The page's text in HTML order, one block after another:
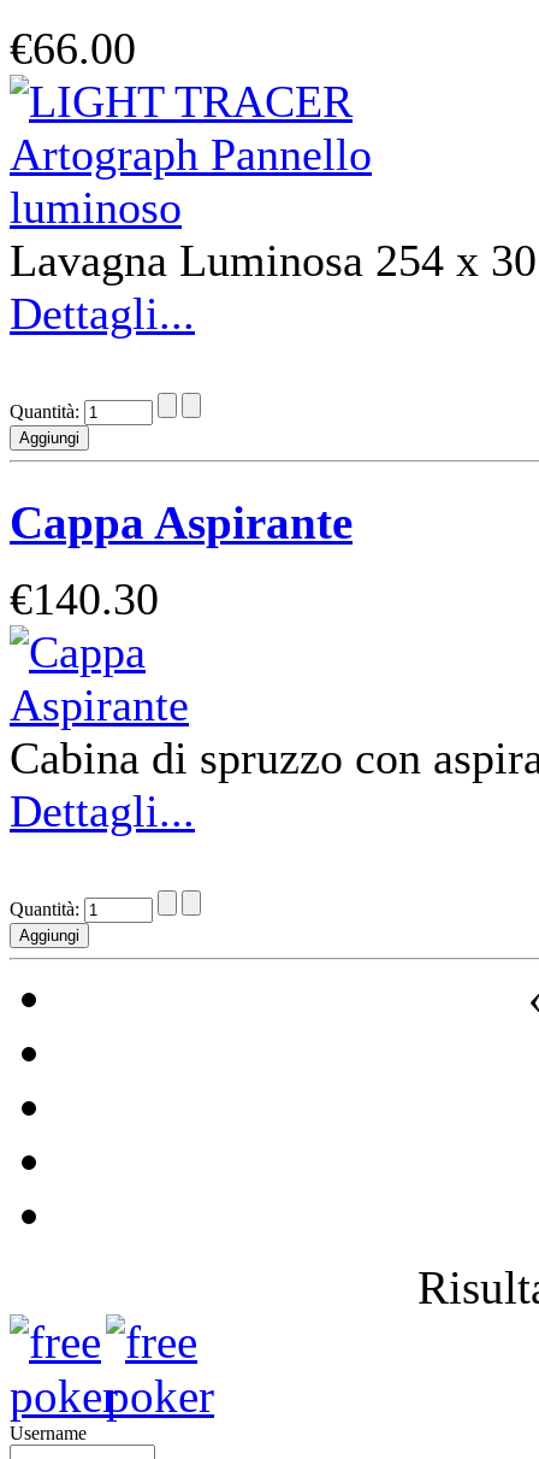
€66.00
Lavagna Luminosa 254 x
Dettagli...
Quantità:
Cappa Aspirante
€140.30
Cabina di spruzzo con
Dettagli...
Quantità:
Username